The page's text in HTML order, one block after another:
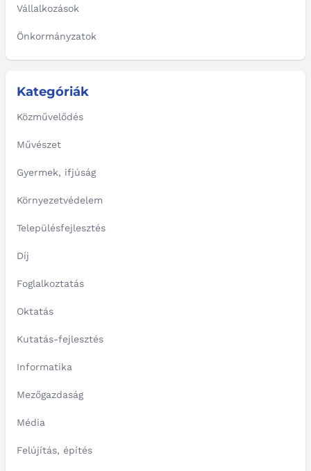
Vállalkozások
Önkormányzatok
Kategóriák
Közművelődés
Művészet
Gyermek, ifjúság
Környezetvédelem
Településfejlesztés
Díj
Foglalkoztatás
Oktatás
Kutatás-fejlesztés
Informatika
Mezőgazdaság
Média
Felújítás, építés